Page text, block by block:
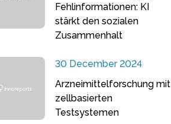
Fehlinformationen: KI
stärkt den sozialen
Zusammenhalt
30 December 2024
Arzneimittelforschung mit
zellbasierten
Testsystemen